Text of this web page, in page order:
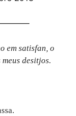
em satisfan, o
desitjos.